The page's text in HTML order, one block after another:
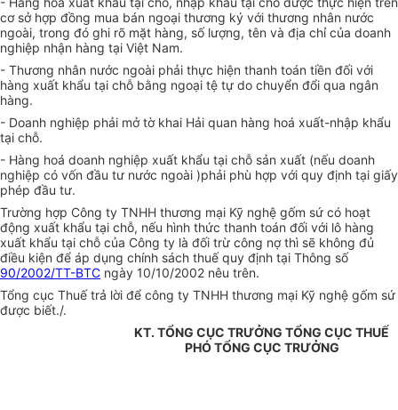
cơ sở hợp đồng mua bán ngoại thương ký với thương nhân nước
ngoài, trong đó ghi rõ mặt hàng, số lượng, tên và địa chỉ của doanh
nghiệp nhận hàng tại Việt Nam.
- Thương nhân nước ngoài phải thực hiện thanh toán tiền đối với
hàng xuất khẩu tại chỗ bằng ngoại tệ tự do chuyển đổi qua ngân
hàng.
- Doanh nghiệp phải mở tờ khai Hải quan hàng hoá xuất-nhập khẩu
tại chỗ.
- Hàng hoá doanh nghiệp xuất khẩu tại chỗ sản xuất (nếu doanh
nghiệp có vốn đầu tư nước ngoài )phải phù hợp với quy định tại giấy
phép đầu tư.
Trường hợp Công ty TNHH thương mại Kỹ nghệ gốm sứ có hoạt
động xuất khẩu tại chỗ, nếu hình thức thanh toán đối với lô hàng
xuất khẩu tại chỗ của Công ty là đối trừ công nợ thì sẽ không đủ
điều kiện để áp dụng chính sách thuế quy định tại Thông số
90/2002/TT-BTC ngày 10/10/2002 nêu trên.
Tổng cục Thuế trả lời để công ty TNHH thương mại Kỹ nghệ gốm sứ
được biết./.
KT. TỔNG CỤC TRƯỞNG TỔNG CỤC THUẾ
PHÓ TỔNG CỤC TRƯỞNG